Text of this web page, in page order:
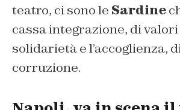
teatro, ci sono le Sardine
cassa integrazione, di
solidarietà e l’accoglienza,
corruzione.